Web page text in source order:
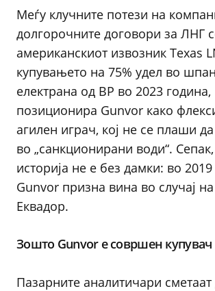
Меѓу клучните потези на
долгорочните договори за ЛНГ
американскиот извозник Texas
купувањето на 75% удел во
електрана од BP во 2023 година,
позиционира Gunvor како
агилен играч, кој не се плаши
во „санкционирани води“. Сепак,
историја не е без дамки: во
Gunvor призна вина во случај
Еквадор.
Зошто Gunvor е совршен купувач
Пазарните аналитичари